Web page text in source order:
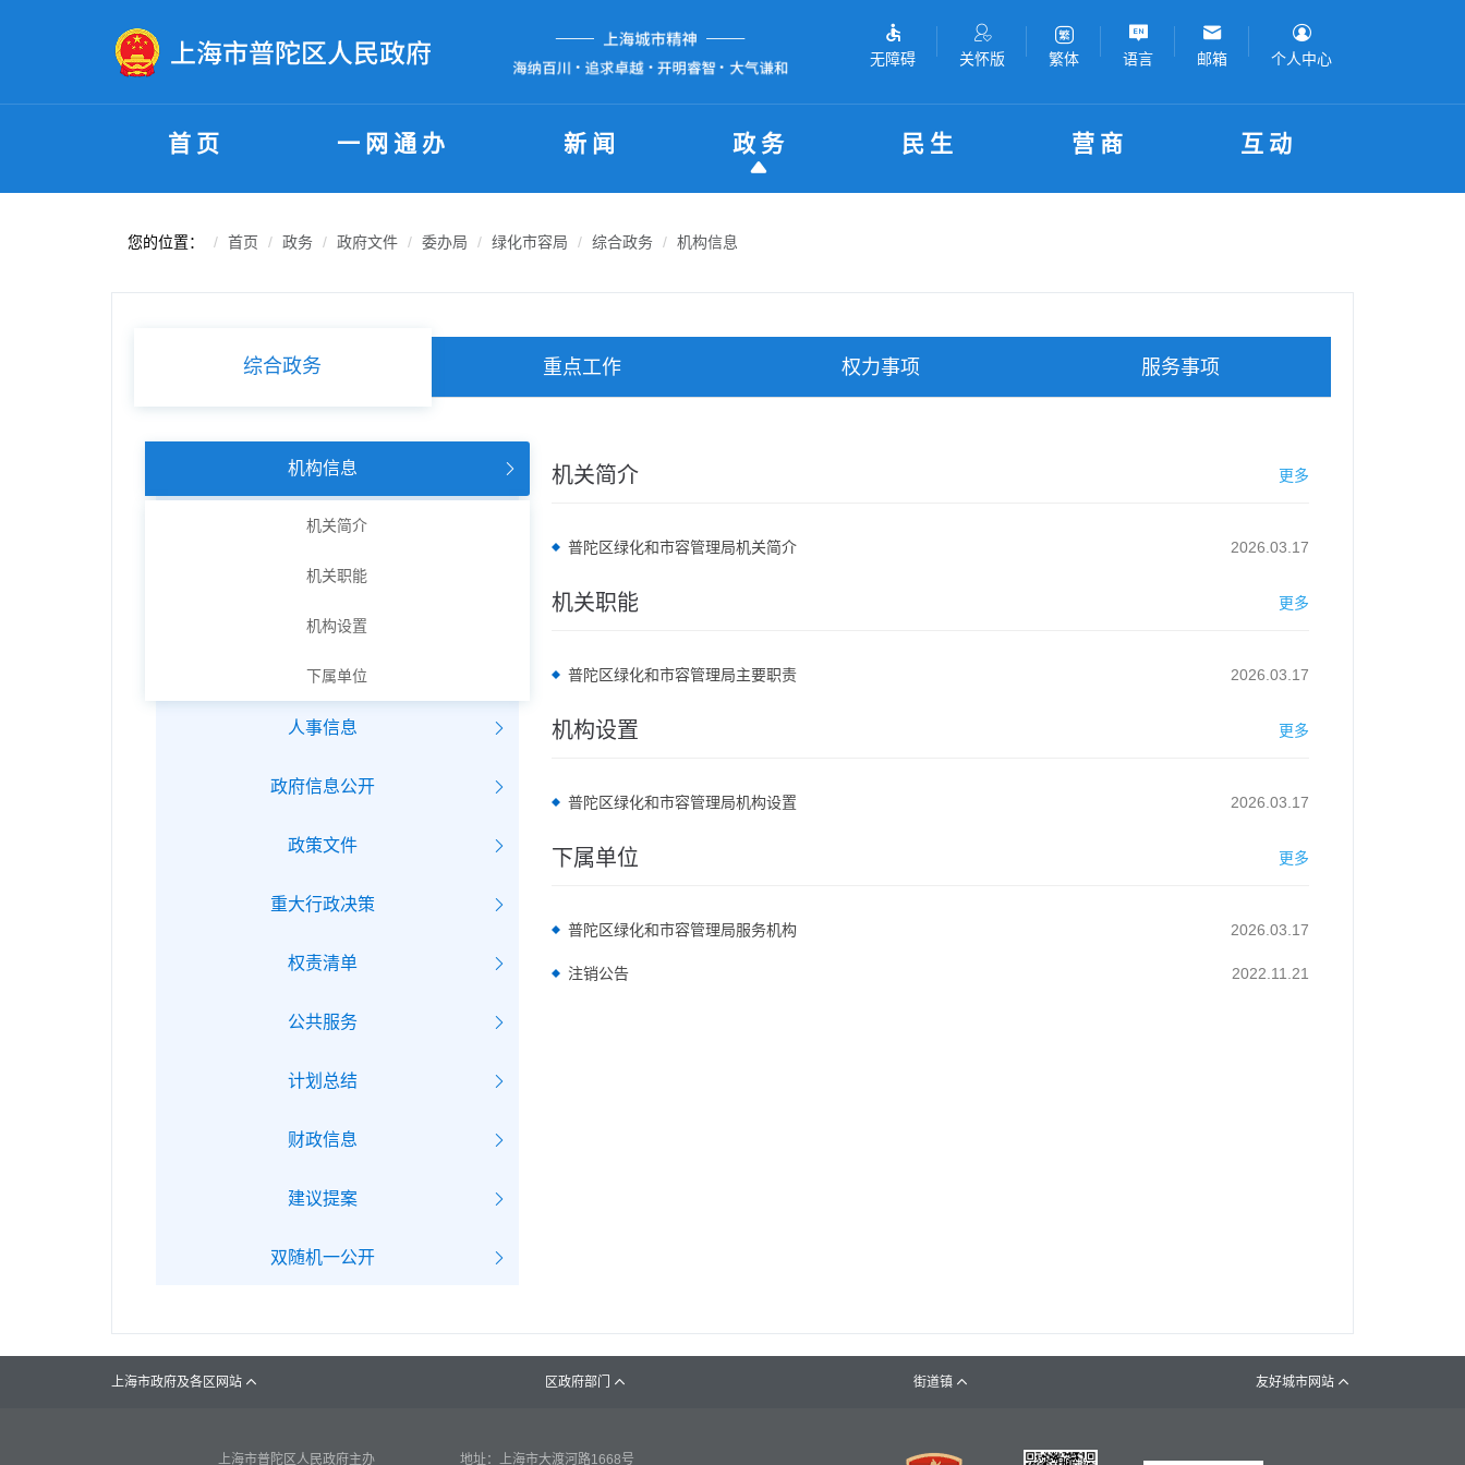
无障碍 关怀版 繁体 语言 邮箱 个人中心
首页 一网通办 新闻 政务 民生 营商 互动
您的位置： 首页 政务 政府文件 委办局 绿化市容局 综合政务 机构信息
综合政务 重点工作 权力事项 服务事项
机构信息
机关简介
机关职能
机构设置
下属单位
人事信息
政府信息公开
政策文件
重大行政决策
权责清单
公共服务
计划总结
财政信息
建议提案
双随机一公开
机关简介 更多
普陀区绿化和市容管理局机关简介 2026.03.17
机关职能 更多
普陀区绿化和市容管理局主要职责 2026.03.17
机构设置 更多
普陀区绿化和市容管理局机构设置 2026.03.17
下属单位 更多
普陀区绿化和市容管理局服务机构 2026.03.17
注销公告 2022.11.21
上海市政府及各区网站  区政府部门  街道镇  友好城市网站 
上海市普陀区人民政府主办 地址：上海市大渡河路1668号